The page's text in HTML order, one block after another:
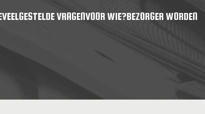
VEELGESTELDE VRAGENVOOR WIE?BEZORGER WORDEN